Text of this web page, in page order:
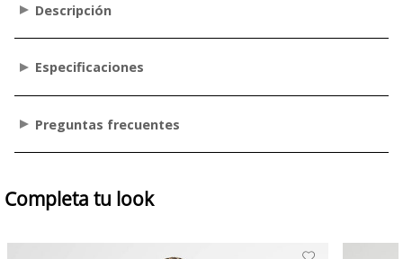
Descripción
Especificaciones
Preguntas frecuentes
Completa tu look